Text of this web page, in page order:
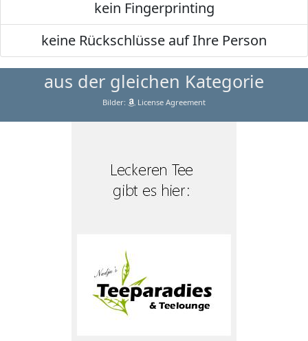
kein Fingerprinting
keine Rückschlüsse auf Ihre Person
aus der gleichen Kategorie
Bilder: License Agreement